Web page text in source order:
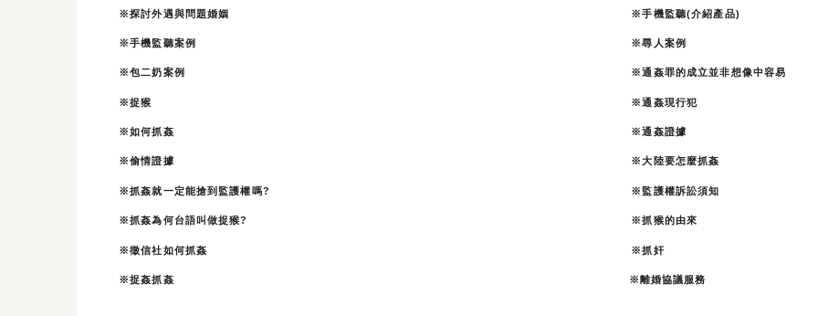
※探討外遇與問題婚姻 ※手機監聽(介紹產品)
※手機監聽案例 ※尋人案例
※包二奶案例 ※通姦罪的成立並非想像中容易
※捉猴 ※通姦現行犯
※如何抓姦 ※通姦證據
※偷情證據 ※大陸要怎麼抓姦
※抓姦就一定能搶到監護權嗎? ※監護權訴訟須知
※抓姦為何台語叫做捉猴? ※抓猴的由來
※徵信社如何抓姦 ※抓奸
※捉姦抓姦 ※離婚協議服務